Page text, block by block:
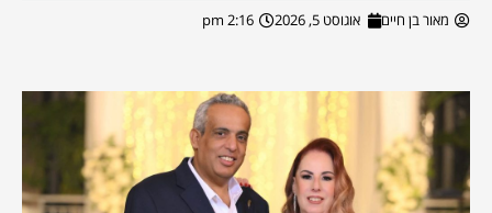
מאור בן חיים אוגוסט 5, 2026 2:16 pm